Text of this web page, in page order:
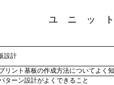
ユ ニ ッ
設計
リント基板の作成方法についてよく
ターン設計がよくできること